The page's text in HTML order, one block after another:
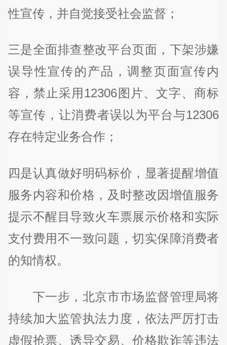
性宣传，并自觉接受社会监督；
三是全面排查整改平台页面，下架涉嫌
误导性宣传的产品，调整页面宣传内
容，禁止采用12306图片、文字、商标
等宣传，让消费者误以为平台与12306
存在特定业务合作；
四是认真做好明码标价，显著提醒增值
服务内容和价格，及时整改因增值服务
提示不醒目导致火车票展示价格和实际
支付费用不一致问题，切实保障消费者
的知情权。
下一步，北京市市场监督管理局将
持续加大监管执法力度，依法严厉打击
虚假抢票、诱导交易、价格欺诈等违法